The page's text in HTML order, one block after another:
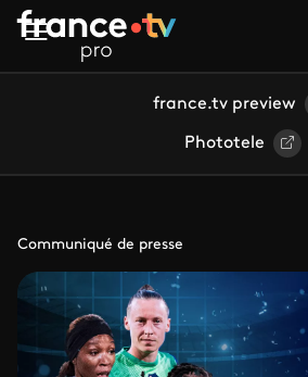
Aller au contenu principal
france.tv preview
Phototele
Communiqué de presse